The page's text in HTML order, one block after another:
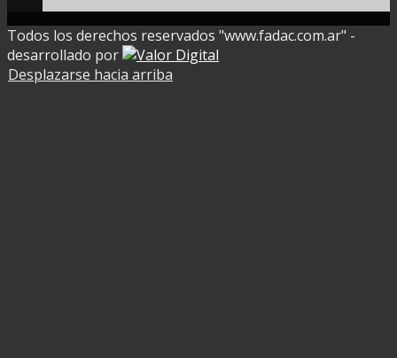
Todos los derechos reservados "www.fadac.com.ar" -
desarrollado por
Desplazarse hacia arriba